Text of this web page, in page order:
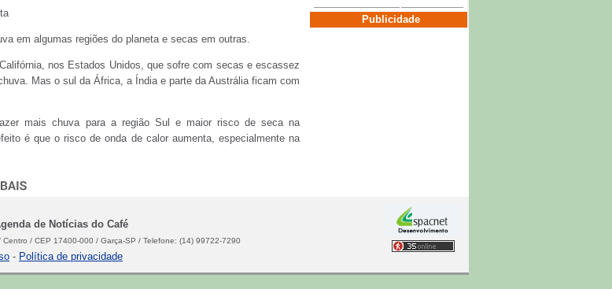
em algumas regiões do planeta e secas em outras.
nos Estados Unidos, que sofre com secas e escassez
Mas o sul da África, a Índia e parte da Austrália ficam com
mais chuva para a região Sul e maior risco de seca na
é que o risco de onda de calor aumenta, especialmente na
Cotações por Cidades
Cotações por Cidades
Publicidade
Publicidade
de Notícias do Café
/ CEP 17400-000 / Garça-SP / Telefone: (14) 99722-7290
- Política de privacidade